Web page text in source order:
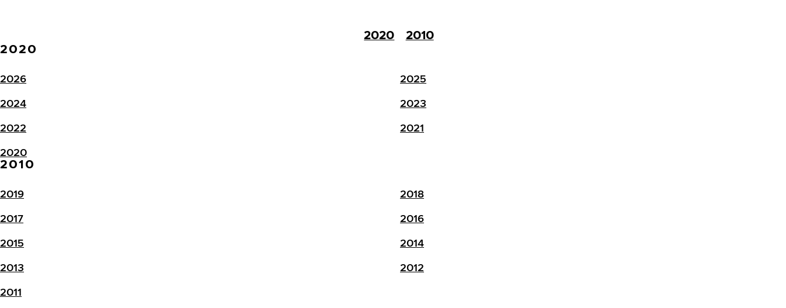
2020
2010
2020
2026
2025
2024
2023
2022
2021
2020
2010
2019
2018
2017
2016
2015
2014
2013
2012
2011